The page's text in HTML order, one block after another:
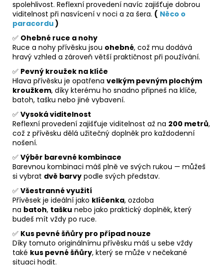
spolehlivost. Reflexní provedení navíc zajišťuje dobrou
viditelnost při nasvícení v noci a za šera. ( Něco o
paracordu )
✅ Ohebné ruce a nohy
Ruce a nohy přívěsku jsou ohebné, což mu dodává
hravý vzhled a zároveň větší praktičnost při používání.
✅ Pevný kroužek na klíče
Hlava přívěsku je opatřena velkým pevným plochým
kroužkem, díky kterému ho snadno připneš na klíče,
batoh, tašku nebo jiné vybavení.
✅ Vysoká viditelnost
Reflexní provedení zajišťuje viditelnost až na 200 metrů,
což z přívěsku dělá užitečný doplněk pro každodenní
nošení.
✅ Výběr barevné kombinace
Barevnou kombinaci máš plně ve svých rukou — můžeš
si vybrat dvě barvy podle svých představ.
✅ Všestranné využití
Přívěsek je ideální jako klíčenka, ozdoba
na batoh, tašku nebo jako praktický doplněk, který
budeš mít vždy po ruce.
✅ Kus pevné šňůry pro případ nouze
Díky tomuto originálnímu přívěsku máš u sebe vždy
také kus pevné šňůry, který se může v nečekané
situaci hodit.